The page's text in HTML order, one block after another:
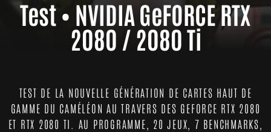
Test • NVIDIA GeFORCE RTX
2080 / 2080 Ti
TEST DE LA NOUVELLE GÉNÉRATION DE CARTES HAUT DE
GAMME DU CAMÉLÉON AU TRAVERS DES GEFORCE RTX 2080
ET RTX 2080 TI. AU PROGRAMME, 20 JEUX, 7 BENCHMARKS,